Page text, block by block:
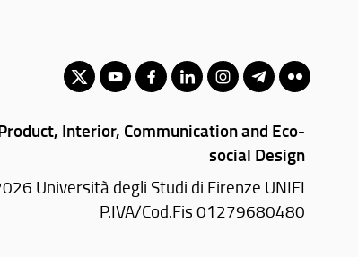
Interior, Communication and Eco-
social Design
Università degli Studi di Firenze UNIFI
P.IVA/Cod.Fis 01279680480